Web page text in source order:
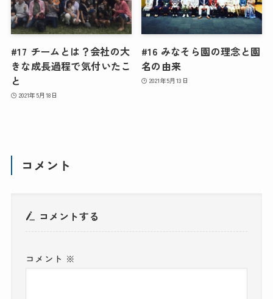
#17 チームとは？会社の大
きな成長過程で気付いたこ
と
2021年5月18日
#16 みなそら園の理念と園
名の由来
2021年5月13日
コメント
コメントする
コメント ※